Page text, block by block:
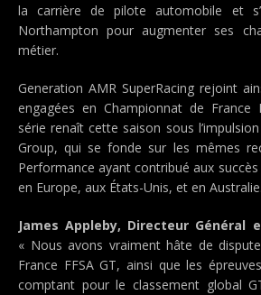
la carrière de pilote automobile et
Northampton pour augmenter ses
métier.
Generation AMR SuperRacing rejoint
engagées en Championnat de France
série renaît cette saison sous
Group, qui se fonde sur les mêmes
Performance ayant contribué aux
en Europe, aux États-Unis, et en Australie.
James Appleby, Directeur Général
« Nous avons vraiment hâte de
France FFSA GT, ainsi que les
comptant pour le classement global